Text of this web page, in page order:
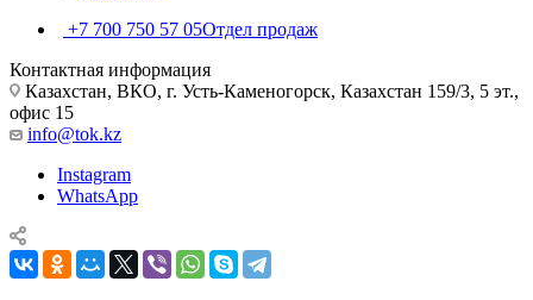
+7 700 750 57 05Отдел продаж
Контактная информация
Казахстан, ВКО, г. Усть-Каменогорск, Казахстан 159/3, 5 эт.,
офис 15
info@tok.kz
Instagram
WhatsApp